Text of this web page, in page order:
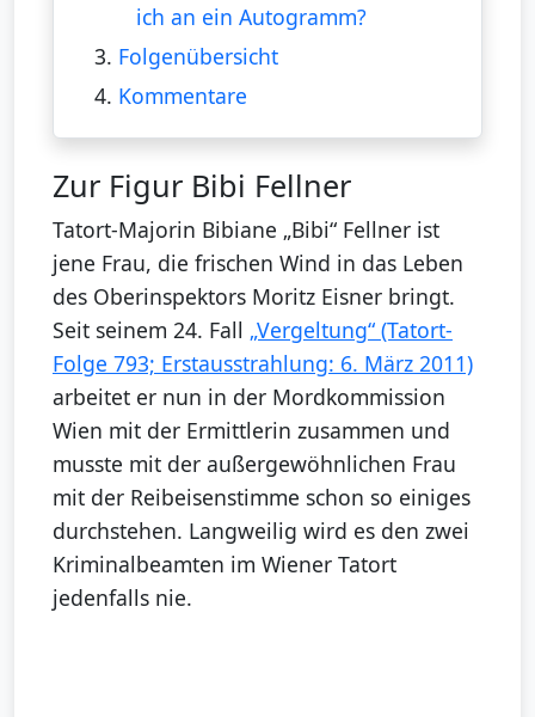
ich an ein Autogramm?
3. Folgenübersicht
4. Kommentare
Zur Figur Bibi Fellner
Tatort-Majorin Bibiane „Bibi“ Fellner ist
jene Frau, die frischen Wind in das Leben
des Oberinspektors Moritz Eisner bringt.
Seit seinem 24. Fall „Vergeltung“ (Tatort-
Folge 793; Erstausstrahlung: 6. März 2011)
arbeitet er nun in der Mordkommission
Wien mit der Ermittlerin zusammen und
musste mit der außergewöhnlichen Frau
mit der Reibeisenstimme schon so einiges
durchstehen. Langweilig wird es den zwei
Kriminalbeamten im Wiener Tatort
jedenfalls nie.